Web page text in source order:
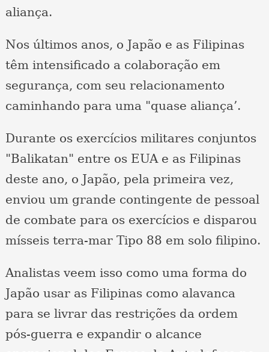
aliança.
Nos últimos anos, o Japão e as Filipinas
têm intensificado a colaboração em
segurança, com seu relacionamento
caminhando para uma "quase aliança’.
Durante os exercícios militares conjuntos
"Balikatan" entre os EUA e as Filipinas
deste ano, o Japão, pela primeira vez,
enviou um grande contingente de pessoal
de combate para os exercícios e disparou
mísseis terra-mar Tipo 88 em solo filipino.
Analistas veem isso como uma forma do
Japão usar as Filipinas como alavanca
para se livrar das restrições da ordem
pós-guerra e expandir o alcance